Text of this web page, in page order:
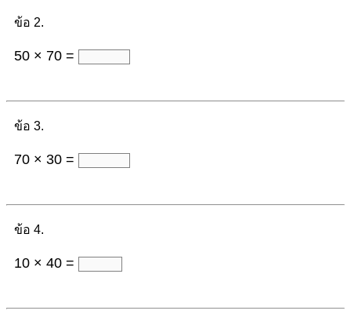
ข้อ 2.
50 × 70 =
ข้อ 3.
70 × 30 =
ข้อ 4.
10 × 40 =